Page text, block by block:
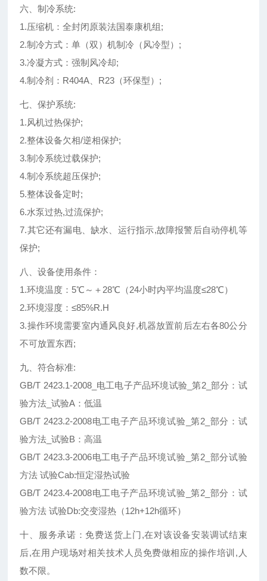
六、制冷系统:
1.压缩机：全封闭原装法国泰康机组;
2.制冷方式：单（双）机制冷（风冷型）;
3.冷凝方式：强制风冷却;
4.制冷剂：R404A、R23（环保型）;
七、保护系统:
1.风机过热保护;
2.整体设备欠相/逆相保护;
3.制冷系统过载保护;
4.制冷系统超压保护;
5.整体设备定时;
6.水泵过热,过流保护;
7.其它还有漏电、缺水、运行指示,故障报警后自动停机等
保护;
八、设备使用条件：
1.环境温度：5℃～＋28℃（24小时内平均温度≤28℃）
2.环境湿度：≤85%R.H
3.操作环境需要室内通风良好,机器放置前后左右各80公分
不可放置东西;
九、符合标准:
GB/T 2423.1-2008_电工电子产品环境试验_第2_部分：试
验方法_试验A：低温
GB/T 2423.2-2008电工电子产品环境试验_第2_部分：试
验方法_试验B：高温
GB/T 2423.3-2006电工电子产品环境试验_第2_部分试验
方法 试验Cab:恒定湿热试验
GB/T 2423.4-2008电工电子产品环境试验_第2_部分：试
验方法 试验Db:交变湿热（12h+12h循环）
十、服务承诺：免费送货上门,在对该设备安装调试结束
后,在用户现场对相关技术人员免费做相应的操作培训,人
数不限。